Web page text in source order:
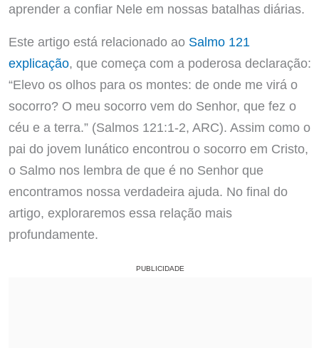
aprender a confiar Nele em nossas batalhas diárias.
Este artigo está relacionado ao Salmo 121
explicação, que começa com a poderosa declaração:
“Elevo os olhos para os montes: de onde me virá o
socorro? O meu socorro vem do Senhor, que fez o
céu e a terra.” (Salmos 121:1-2, ARC). Assim como o
pai do jovem lunático encontrou o socorro em Cristo,
o Salmo nos lembra de que é no Senhor que
encontramos nossa verdadeira ajuda. No final do
artigo, exploraremos essa relação mais
profundamente.
PUBLICIDADE